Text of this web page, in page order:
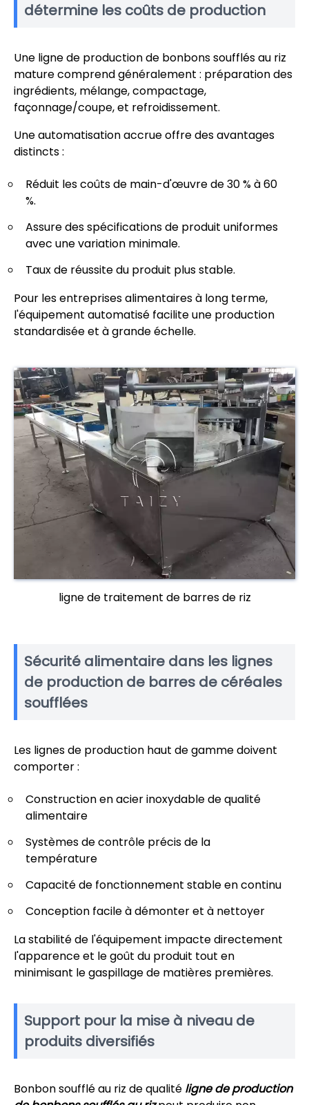
détermine les coûts de production
Une ligne de production de bonbons soufflés au riz
mature comprend généralement : préparation des
ingrédients, mélange, compactage,
façonnage/coupe, et refroidissement.
Une automatisation accrue offre des avantages
distincts :
Réduit les coûts de main-d'œuvre de 30 % à 60
%.
Assure des spécifications de produit uniformes
avec une variation minimale.
Taux de réussite du produit plus stable.
Pour les entreprises alimentaires à long terme,
l'équipement automatisé facilite une production
standardisée et à grande échelle.
ligne de traitement de barres de riz
Sécurité alimentaire dans les lignes
de production de barres de céréales
soufflées
Les lignes de production haut de gamme doivent
comporter :
Construction en acier inoxydable de qualité
alimentaire
Systèmes de contrôle précis de la
température
Capacité de fonctionnement stable en continu
Conception facile à démonter et à nettoyer
La stabilité de l'équipement impacte directement
l'apparence et le goût du produit tout en
minimisant le gaspillage de matières premières.
Support pour la mise à niveau de
produits diversifiés
Bonbon soufflé au riz de qualité ligne de production